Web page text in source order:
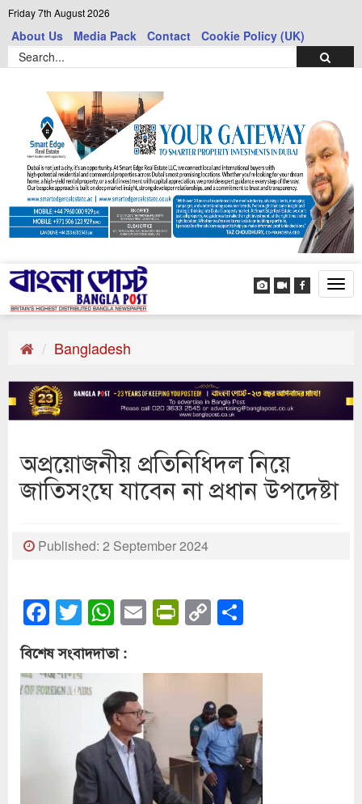
Friday 7th August 2026
About Us Media Pack Contact Cookie Policy (UK)
Bangladesh
অপ্রয়োজনীয় প্রতিনিধিদল নিয়ে
জাতিসংঘে যাবেন না প্রধান উপদেষ্টা
Published: 2 September 2024
Facebook
Twitter
WhatsApp
EmailPrintFriendly
Copy
Link
বিশেষ সংবাদদাতা :